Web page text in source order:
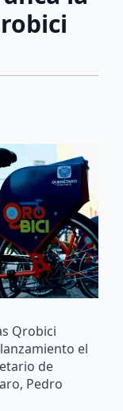
Qrobici
el
de
Pedro